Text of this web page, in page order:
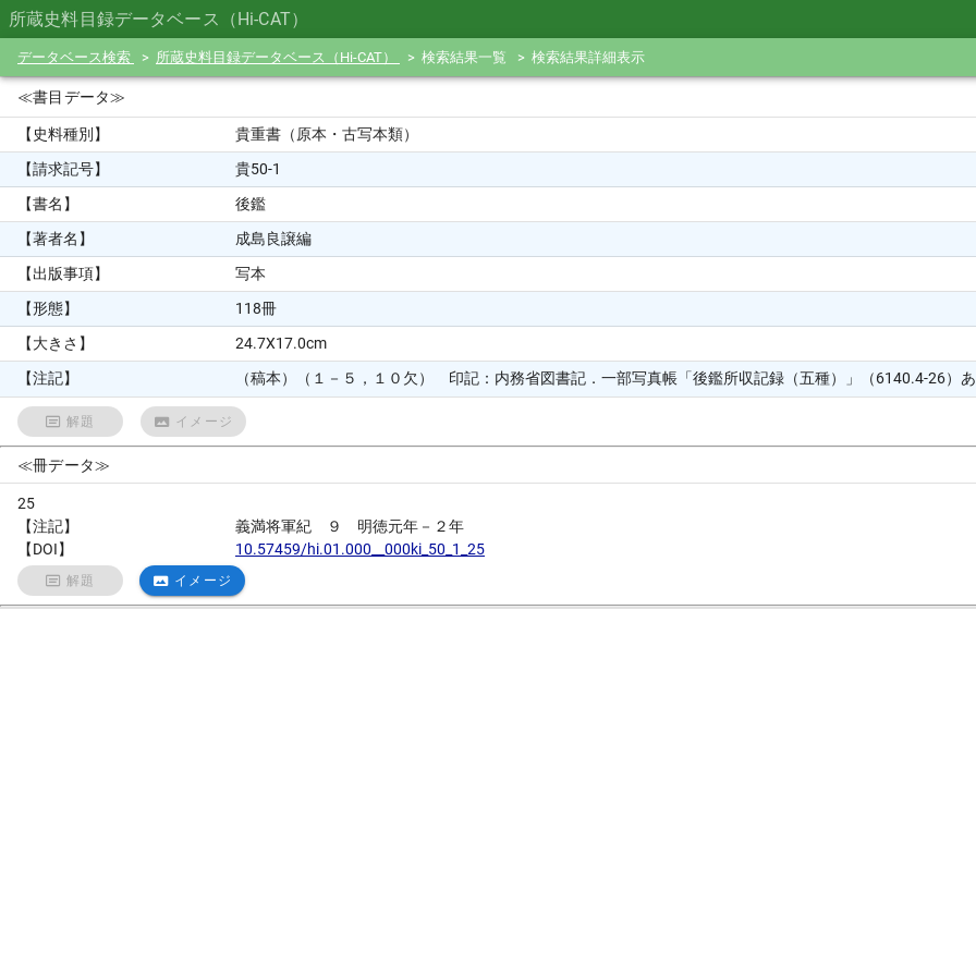
所蔵史料目録データベース（Hi-CAT）
データベース検索 所蔵史料目録データベース（Hi-CAT） 検索結果一覧 検索結果詳細表示
≪書目データ≫
【史料種別】
貴重書（原本・古写本類）
【請求記号】
貴50-1
【書名】
後鑑
【著者名】
成島良譲編
【出版事項】
写本
【形態】
118冊
【大きさ】
24.7X17.0cm
【注記】
（稿本）（１－５，１０欠） 印記：内務省図書記．一部写真帳「後鑑所収記録（五種）」（6140.4-26）あ
解題 イメージ
≪冊データ≫
25
【注記】
義満将軍紀 ９ 明徳元年－２年
【DOI】
10.57459/hi.01.000__000ki_50_1_25
解題 イメージ